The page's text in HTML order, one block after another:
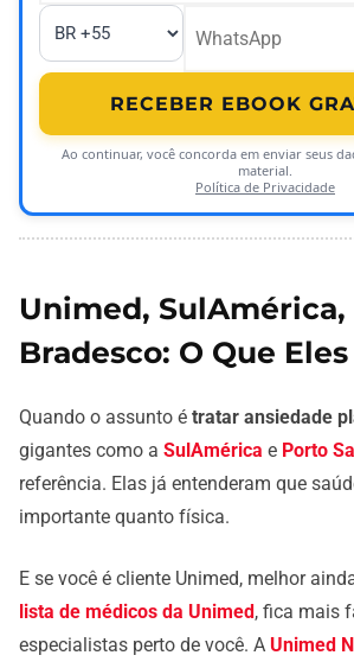
RECEBER EBOOK
Ao continuar, você concorda em enviar seus
material.
Política de Privacidade
Unimed, SulAmérica,
Bradesco: O Que
Quando o assunto é tratar ansiedade
gigantes como a SulAmérica e Porto
referência. Elas já entenderam que
importante quanto física.
E se você é cliente Unimed, melhor
lista de médicos da Unimed, fica mais
especialistas perto de você. A Unimed